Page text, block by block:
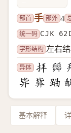
部首 手 部外 4
统一码 CJK
字形结构 左右
异体
基本解释